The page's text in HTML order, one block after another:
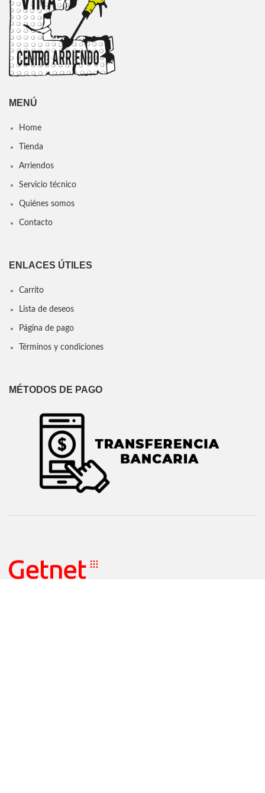
MENÚ
Home
Tienda
Arriendos
Servicio técnico
Quiénes somos
Contacto
ENLACES ÚTILES
Carrito
Lista de deseos
Página de pago
Términos y condiciones
MÉTODOS DE PAGO